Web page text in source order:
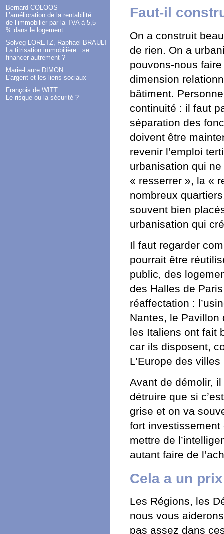
Bernard COLOOS
L’amélioration de la rentabilité
de l’immobilier par la TVA à 5,5
% dans le logement
Solveg LORETZ, Raphael BRAULT
La titrisation immobilière : se
financer autrement ?
Marie-Laure DIMON
L'argent et les liens sociaux
François de WITT
Le risque ou la sécurité ?
Faut-il
On a construit
de rien. On a
pouvons-nous
dimension
bâtiment.
continuité : il faut
séparation des
doivent être
revenir l’emploi
urbanisation qui
« resserrer », la «
nombreux
souvent bien
urbanisation qui
Il faut regarder
pourrait être
public, des
des Halles de
réaffectation :
Nantes, le
les Italiens ont fait
car ils disposent,
L’Europe des
Avant de démolir,
détruire que si
grise et on va
fort
mettre de
autant faire de
Cela a un
Les Régions, les
nous vous
pas assez dans